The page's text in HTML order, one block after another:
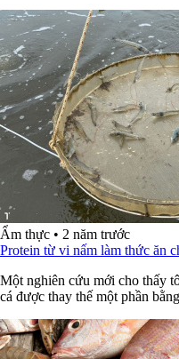
Ẩm thực • 2 năm trước
Protein từ vi nấm làm thức ăn
Một nghiên cứu mới cho thấy
cá được thay thế một phần